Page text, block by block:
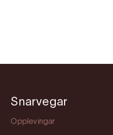
Snarvegar
Opplevingar